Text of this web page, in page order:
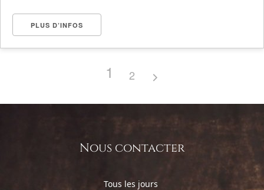
PLUS D’INFOS
1 2
Nous contacter
Tous les jours